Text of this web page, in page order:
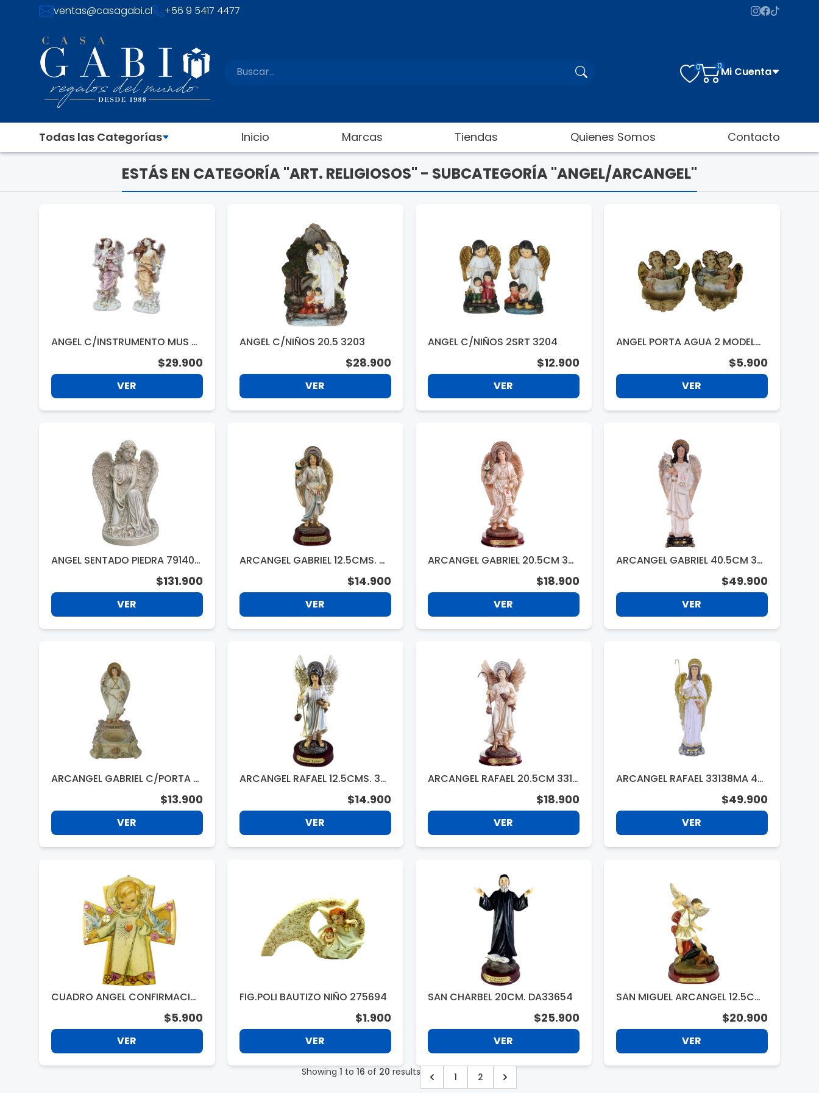
ventas@casagabi.cl +56 9 5417 4477
0 0Mi Cuenta
Todas las Categorías Inicio Marcas Tiendas Quienes Somos Contacto
ESTÁS EN CATEGORÍA "ART. RELIGIOSOS" - SUBCATEGORÍA "ANGEL/ARCANGEL"
ANGEL C/INSTRUMENTO MUS 2
$29.900
VER
ANGEL C/NIÑOS 20.5 3203
$28.900
VER
ANGEL C/NIÑOS 2SRT 3204
$12.900
VER
ANGEL PORTA AGUA 2 MODELO
$5.900
VER
ANGEL SENTADO PIEDRA 791407
$131.900
VER
ARCANGEL GABRIEL 12.5CMS. 3
$14.900
VER
ARCANGEL GABRIEL 20.5CM 331
$18.900
VER
ARCANGEL GABRIEL 40.5CM 331
$49.900
VER
ARCANGEL GABRIEL C/PORTA V
$13.900
VER
ARCANGEL RAFAEL 12.5CMS. 331
$14.900
VER
ARCANGEL RAFAEL 20.5CM 3313
$18.900
VER
ARCANGEL RAFAEL 33138MA 40.
$49.900
VER
CUADRO ANGEL CONFIRMACIO
$5.900
VER
FIG.POLI BAUTIZO NIÑO 275694
$1.900
VER
SAN CHARBEL 20CM. DA33654
$25.900
VER
SAN MIGUEL ARCANGEL 12.5CM.
$20.900
VER
Showing1 to16 of 20 results 1 2